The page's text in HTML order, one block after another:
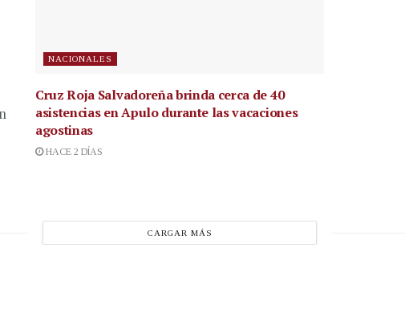
NACIONALES
Cruz Roja Salvadoreña brinda cerca de 40
asistencias en Apulo durante las vacaciones
agostinas
HACE 2 DÍAS
CARGAR MÁS